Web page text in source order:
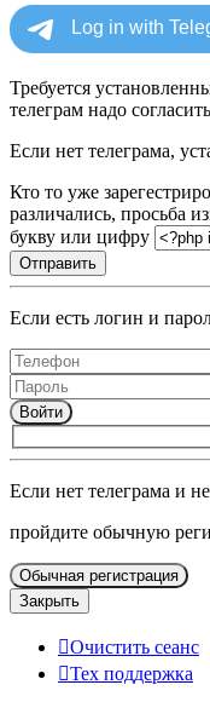
Требуется
телеграм надо
Если нет телеграма,
Кто то уже
различались, просьба
букву или цифру
Отправить
Если есть логин и
Войти
Если нет телеграма и
пройдите обычную
Обычная регистрация
Закрыть
Очистить сеанс
Тех поддержка